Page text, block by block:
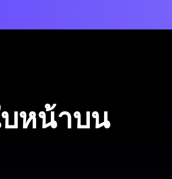
หน้าบน